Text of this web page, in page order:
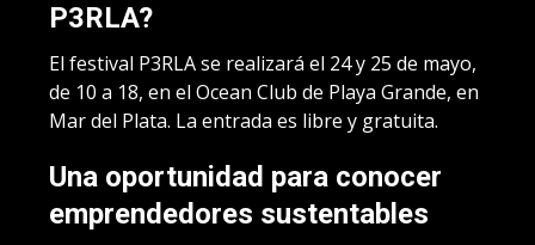
P3RLA?
El festival P3RLA se realizará el 24 y 25 de mayo,
de 10 a 18, en el Ocean Club de Playa Grande, en
Mar del Plata. La entrada es libre y gratuita.
Una oportunidad para conocer
emprendedores sustentables